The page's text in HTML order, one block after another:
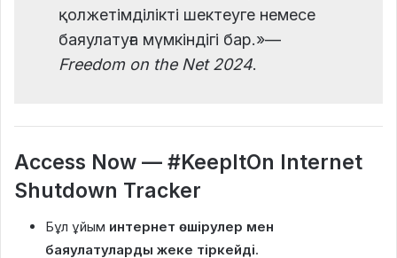
қолжетімділікті шектеуге немесе
баяулатуға мүмкіндігі бар.»—
Freedom on the Net 2024.
Access Now — #KeepItOn Internet
Shutdown Tracker
Бұл ұйым интернет өшірулер мен
баяулатуларды жеке тіркейді.